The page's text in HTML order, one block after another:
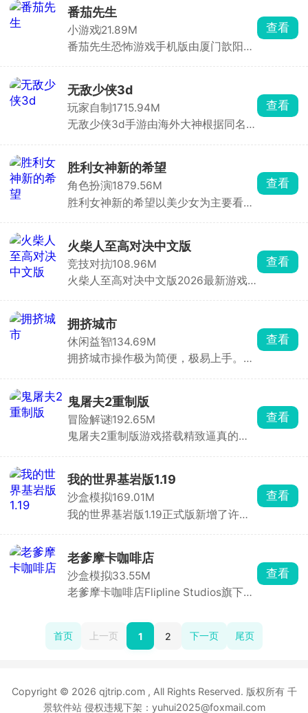
探索，与不同的角色展开互动，一起打
卡多个地点场景，环境内所有的物品全
都能点击互动，搭建各种建筑物，还有
惊喜彩蛋等你去发现，书写你的小镇故
番茄先生
小游戏21.89M
番茄先生恐怖游戏手机版由厦门歆阳网
食物，如若不小心投喂到坏掉的吃食，
番茄先生就会触发黑化系统。总共有三
种黑化形态，每一种都带来不一样的恐
怖氛围，想尽办法提升番茄先生吸心情
查看
无敌少侠3d
玩家自制1715.94M
无敌少侠3d手游由海外大神根据同名动
不同的地图场景内尽情施展自己的超能
力，挑战各种邪恶的敌人，自由开展战
斗，顺利完成各种不同的格斗任务，解
锁新的技能，不断强化自身。
查看
胜利女神新的希望
角色扮演1879.56M
胜利女神新的希望以美少女为主要看点
搭配五名妮姬技能组合，用其手上的武
器来瞄准怪物身上的高亮处并持续射
击，与侵略者展开激烈对抗。
查看
火柴人至高对决中文版
竞技对抗108.96M
火柴人至高对决中文版2026最新游戏
人为主题打造的战斗冒险类手游，操控
火柴人进入到不同的玩法模式之下开启
各种热血的竞技PK，充分展示对决技
巧，获得胜利即可解锁精美皮肤和武
查看
拥挤城市
休闲益智134.69M
拥挤城市操作极为简便，极易上手。在
意穿梭。游戏规则通俗易懂，当你的小
人群体数量超过其他玩家时，便能将对
方的小人纳入麾下，让自己的队伍愈发
壮大；反之，若己方人数处于劣势，就
第一名的桂冠。别看游戏玩法简单直
白，实则暗藏诸多技巧。何时主动出
击、何时暂避锋芒，都需要玩家精心谋
划。每一次决策都可能影响战局走向，
去探索其中的奥秘。快来加入这场刺激
的挑战，看看你能否凭借智慧与策略，
在这座拥挤的城市中称霸一方！
查看
鬼屠夫2重制版
冒险解谜192.65M
鬼屠夫2重制版游戏搭载精致逼真的全
主角木守，肩负一项危险重重的秘密任
务，必须在昏暗压抑的场景中，时刻保
持警惕，小心翼翼地躲避鬼屠夫的疯狂
追捕与致命袭击，同时在错综复杂的环
查看
我的世界基岩版1.19
沙盒模拟169.01M
我的世界基岩版1.19正式版新增了许多
险，探索不同的场景，搜寻更多的惊喜
和宝藏，探索多样化的地形，应对各种
敌对生物，并使用合理的武器装备对战
怪物，享受极高自由度的冒险旅程。
查看
老爹摩卡咖啡店
沙盒模拟33.55M
老爹摩卡咖啡店Flipline Studios旗下老
奶、分层到装饰，全程亲手参与每一杯
饮品的制作，用专业手法与创意搭配，
查看
首页 上一页 1 2 下一页 尾页
Copyright © 2026 qjtrip.com , All Rights Reserved. 版权所有 千
景软件站 侵权违规下架：yuhui2025@foxmail.com